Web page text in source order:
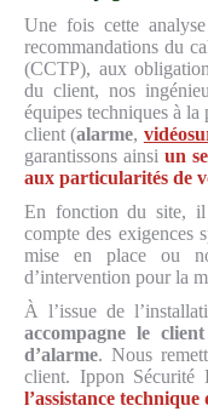
Une fois cette
recommandations du
(CCTP), aux
du client, nos
équipes techniques à la
client (alarme,
garantissons ainsi un
aux particularités de
En fonction du site, il
compte des exigences
mise en place ou
d’intervention pour la
À l’issue de
accompagne le
d’alarme. Nous
client. Ippon Sécurité
l’assistance technique